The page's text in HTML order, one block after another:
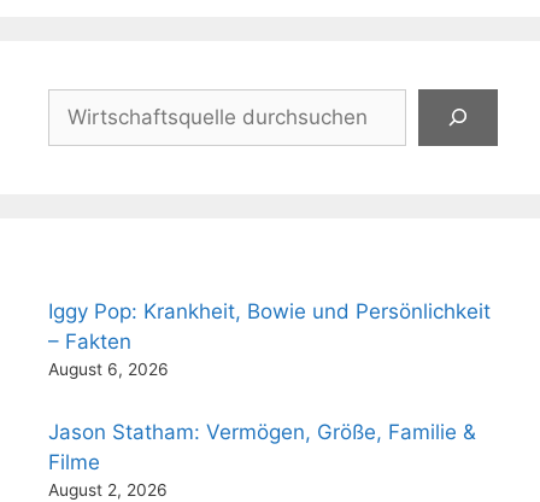
Iggy Pop: Krankheit, Bowie und Persönlichkeit
– Fakten
August 6, 2026
Jason Statham: Vermögen, Größe, Familie &
Filme
August 2, 2026